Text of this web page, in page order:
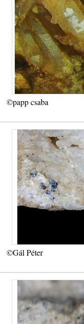
©papp csaba
©Gál Péter